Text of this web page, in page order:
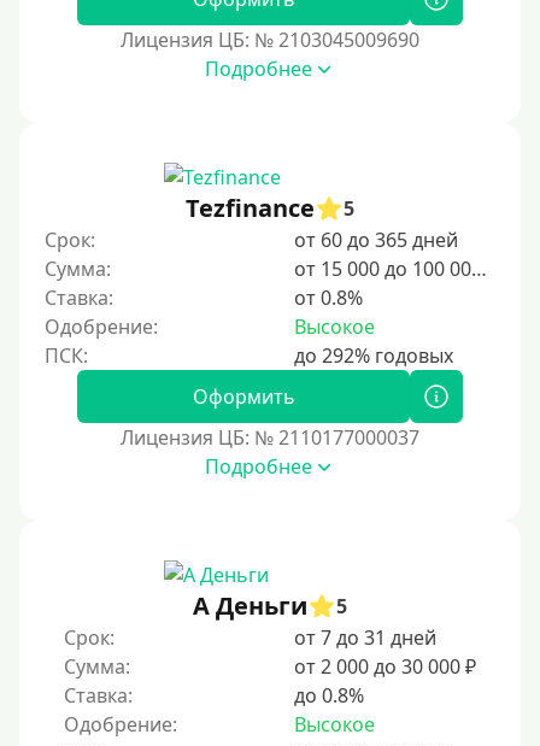
В долг на карту
5 дней
На неделю
10 дней
2 недели
15 дней
30 дней без процентов
60 дней
3 месяца
90 дней
Лицензия ЦБ: № 2103045009690
Подробнее
Tezfinance
5
Срок:
от 60 до 365 дней
Сумма:
от 15 000 до 100 000 ₽
Ставка:
от 0.8%
Одобрение:
Высокое
Оформить
Лицензия ЦБ: № 2110177000037
Подробнее
А Деньги
5
Срок:
от 7 до 31 дней
Сумма:
от 2 000 до 30 000 ₽
Ставка:
до 0.8%
Одобрение:
Высокое